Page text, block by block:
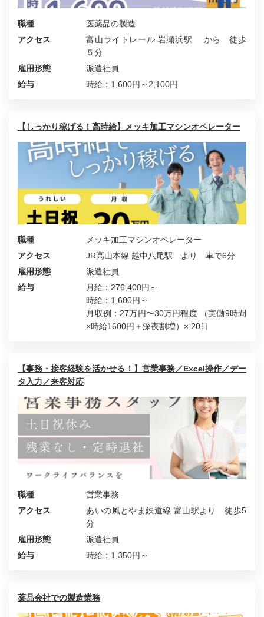
職種
医薬品の製造
アクセス
富山ライトレール 岩瀬浜駅 から 徒歩
５分
雇用形態
派遣社員
給与
時給：1,600円～2,100円
【しっかり稼げる！高時給】メッキ加工マシンオペレーター
職種
メッキ加工マシンオペレーター
アクセス
JR高山本線 越中八尾駅 より 車で6分
雇用形態
派遣社員
給与
月給：276,400円～
時給：1,600円～
月収例：27万円〜30万円程度 （実働9時間
×時給1600円＋深夜割増）× 20日
【事務・接客経験を活かせる！】営業事務／Excel操作／デー
タ入力／来客対応
職種
営業事務
アクセス
あいの風とやま鉄道線 富山駅より 徒歩5
分
雇用形態
派遣社員
給与
時給：1,350円～
薬品会社での製造業務